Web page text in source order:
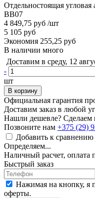
Отдельностоящая
BB07
4 849,75 руб /шт
5 105 руб
Экономия 255,25 руб
В наличии много
Доставим в среду, 12
-
шт
В корзину
Официальная гарантия
Доставим заказ в любой
Нашли дешевле? Сделаем
Позвоните нам +375 (29)
Добавить к сравнению
Определяем...
Наличный расчет, оплата
Быстрый заказ
Нажимая на кнопку, я
оферты.